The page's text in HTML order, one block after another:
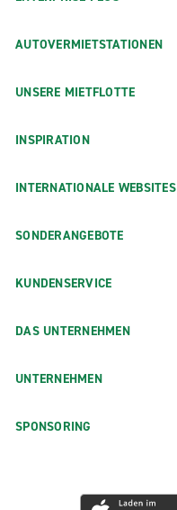
AUTOVERMIETSTATIONEN
UNSERE MIETFLOTTE
INSPIRATION
INTERNATIONALE WEBSITES
SONDERANGEBOTE
KUNDENSERVICE
DAS UNTERNEHMEN
UNTERNEHMEN
SPONSORING